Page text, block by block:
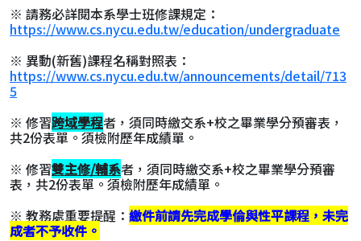
※ 請務必詳閱本系學士班修課規定：
https://www.cs.nycu.edu.tw/education/undergraduate
※ 異動(新舊)課程名稱對照表：
https://www.cs.nycu.edu.tw/announcements/detail/713
5
※ 修習跨域學程者，須同時繳交系+校之畢業學分預審表，
共2份表單。須檢附歷年成績單。
※ 修習雙主修/輔系者，須同時繳交系+校之畢業學分預審
表，共2份表單。須檢附歷年成績單。
※ 教務處重要提醒： 繳件前請先完成學倫與性平課程，未完
成者不予收件。